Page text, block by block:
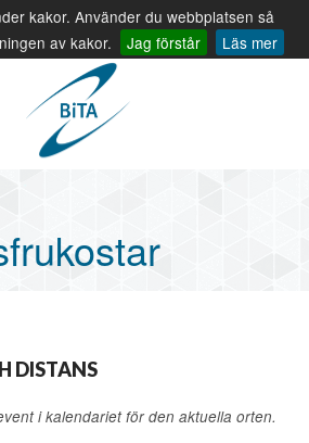
kakor. Använder du webbplatsen så
av kakor.
Jag förstår Läs mer
08-410 320 00
info@bita.eu
DISTANS
i kalendariet för den aktuella orten.